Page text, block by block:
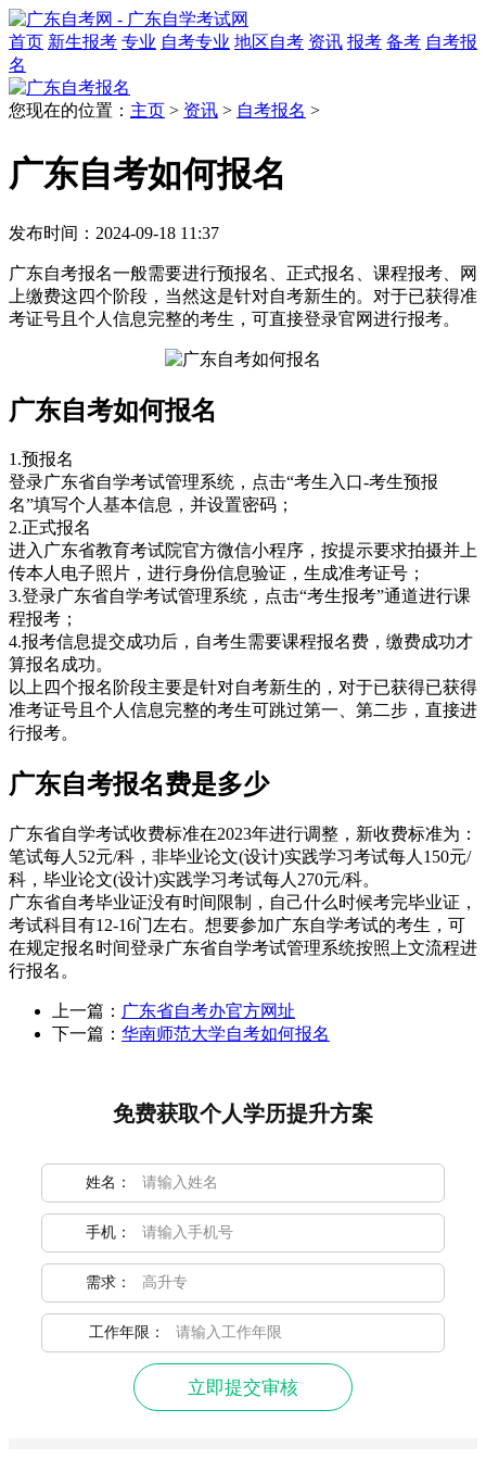
首页 新生报考 专业 自考专业 地区自考 资讯 报考 备考 自考报
名
您现在的位置： 主页 > 资讯 > 自考报名 >
广东自考如何报名
发布时间：2024-09-18 11:37
广东自考报名一般需要进行预报名、正式报名、课程报考、网
上缴费这四个阶段，当然这是针对自考新生的。对于已获得准
考证号且个人信息完整的考生，可直接登录官网进行报考。
广东自考如何报名
1.预报名
登录广东省自学考试管理系统，点击“考生入口-考生预报
名”填写个人基本信息，并设置密码；
2.正式报名
进入广东省教育考试院官方微信小程序，按提示要求拍摄并上
传本人电子照片，进行身份信息验证，生成准考证号；
3.登录广东省自学考试管理系统，点击“考生报考”通道进行课
程报考；
4.报考信息提交成功后，自考生需要课程报名费，缴费成功才
算报名成功。
以上四个报名阶段主要是针对自考新生的，对于已获得已获得
准考证号且个人信息完整的考生可跳过第一、第二步，直接进
行报考。
广东自考报名费是多少
广东省自学考试收费标准在2023年进行调整，新收费标准为：
笔试每人52元/科，非毕业论文(设计)实践学习考试每人150元/
科，毕业论文(设计)实践学习考试每人270元/科。
广东省自考毕业证没有时间限制，自己什么时候考完毕业证，
考试科目有12-16门左右。想要参加广东自学考试的考生，可
在规定报名时间登录广东省自学考试管理系统按照上文流程进
行报名。
上一篇： 广东省自考办官方网址
下一篇： 华南师范大学自考如何报名
免费获取个人学历提升方案
姓名：
手机：
需求：
工作年限：
立即提交审核